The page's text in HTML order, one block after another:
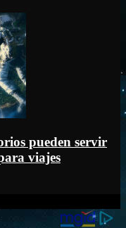
pueden servir
viajes